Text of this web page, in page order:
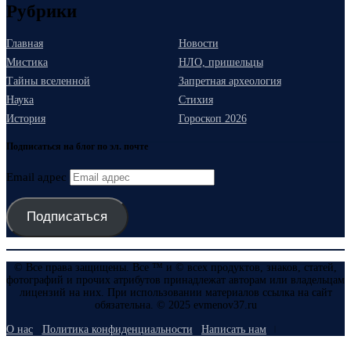
Рубрики
Главная
Новости
Мистика
НЛО, пришельцы
Тайны вселенной
Запретная археология
Наука
Стихия
История
Гороскоп 2026
Подписаться на блог по эл. почте
Email адрес
Подписаться
© Все права защищены. Все ™ и © всех продуктов, знаков, статей,
фотографий и прочих атрибутов принадлежат авторам или владельцам
лицензий на них. При использовании материалов ссылка на сайт
обязательна. © 2025 evmenov37.ru
О нас Политика конфиденциальности Написать нам